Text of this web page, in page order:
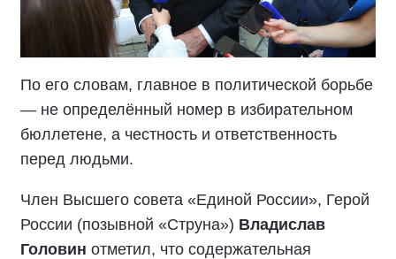
По его словам, главное в политической борьбе
— не определённый номер в избирательном
бюллетене, а честность и ответственность
перед людьми.
Член Высшего совета «Единой России», Герой
России (позывной «Струна») Владислав
Головин отметил, что содержательная